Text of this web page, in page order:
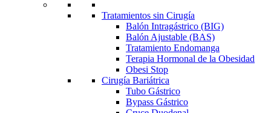
Tratamientos sin Cirugía
Balón Intragástrico (BIG)
Balón Ajustable (BAS)
Tratamiento Endomanga
Terapia Hormonal de la Obesidad
Obesi Stop
Cirugía Bariátrica
Tubo Gástrico
Bypass Gástrico